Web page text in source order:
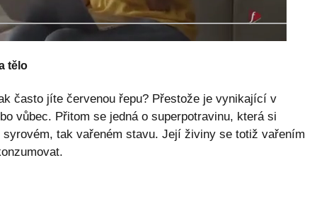
tělo
často jíte červenou řepu? Přestože je vynikající v
vůbec. Přitom se jedná o superpotravinu, která si
tak vařeném stavu. Její živiny se totiž vařením